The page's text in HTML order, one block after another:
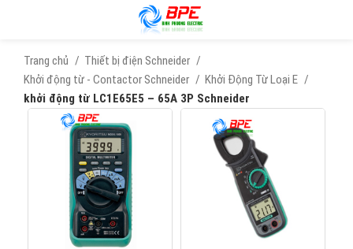
Trang chủ
Thiết bị điện Schneider
Khởi động từ - Contactor Schneider
Khởi Động Từ Loại E
khởi động từ LC1E65E5 – 65A 3P Schneider